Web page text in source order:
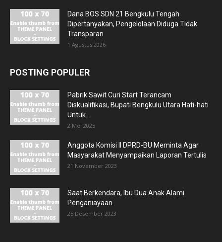
Dana BOS SDN 21 Bengkulu Tengah
Dipertanyakan, Pengelolaan Diduga Tidak
Transparan
1 Agustus 2026
POSTING POPULER
Pabrik Sawit Curi Start Terancam
Diskualifikasi, Bupati Bengkulu Utara Hati-hati
Untuk...
2 Mei 2025
Anggota Komisi II DPRD-BU Meminta Agar
Masyarakat Menyampaikan Laporan Tertulis
21 November 2023
Saat Berkendara, Ibu Dua Anak Alami
Penganiayaan
25 Desember 2023